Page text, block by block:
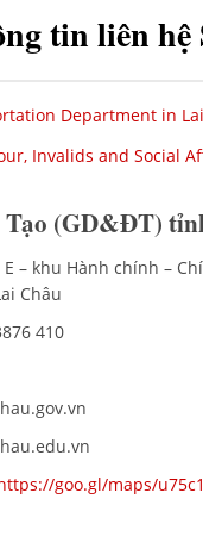
tin liên
Department in
Invalids and Social
Tạo (GD&ĐT)
– khu Hành chính –
Châu
410
goo.gl/maps/